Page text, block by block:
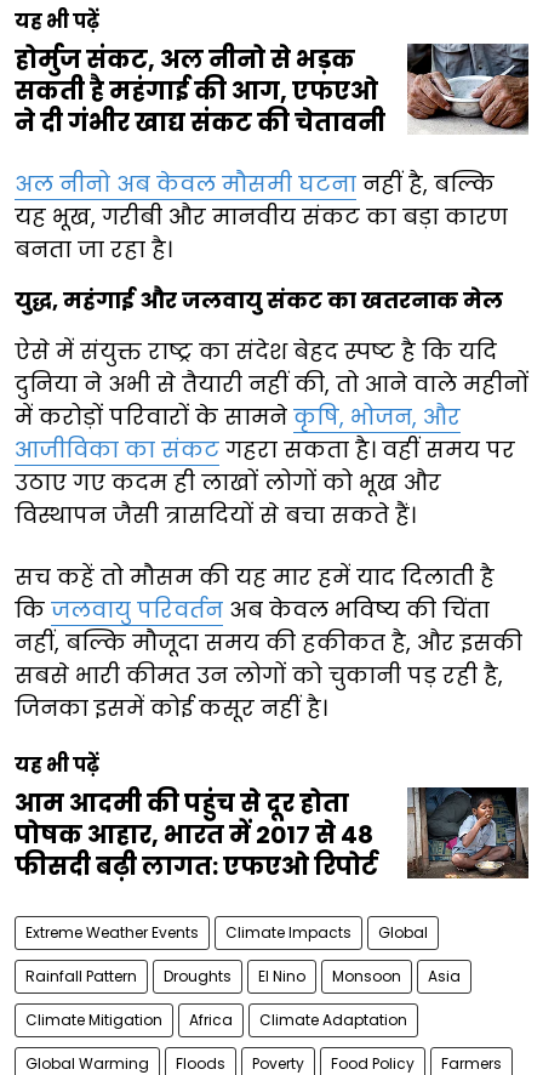
यह भी पढ़ें
होर्मुज संकट, अल नीनो से भड़क
सकती है महंगाई की आग, एफएओ
ने दी गंभीर खाद्य संकट की चेतावनी
अल नीनो अब केवल मौसमी घटना नहीं है, बल्कि
यह भूख, गरीबी और मानवीय संकट का बड़ा कारण
बनता जा रहा है।
युद्ध, महंगाई और जलवायु संकट का खतरनाक मेल
ऐसे में संयुक्त राष्ट्र का संदेश बेहद स्पष्ट है कि यदि
दुनिया ने अभी से तैयारी नहीं की, तो आने वाले महीनों
में करोड़ों परिवारों के सामने कृषि, भोजन, और
आजीविका का संकट गहरा सकता है। वहीं समय पर
उठाए गए कदम ही लाखों लोगों को भूख और
विस्थापन जैसी त्रासदियों से बचा सकते हैं।
सच कहें तो मौसम की यह मार हमें याद दिलाती है
कि जलवायु परिवर्तन अब केवल भविष्य की चिंता
नहीं, बल्कि मौजूदा समय की हकीकत है, और इसकी
सबसे भारी कीमत उन लोगों को चुकानी पड़ रही है,
जिनका इसमें कोई कसूर नहीं है।
यह भी पढ़ें
आम आदमी की पहुंच से दूर होता
पोषक आहार, भारत में 2017 से 48
फीसदी बढ़ी लागत: एफएओ रिपोर्ट
Extreme Weather Events Climate Impacts Global
Rainfall Pattern Droughts El Nino Monsoon Asia
Climate Mitigation Africa Climate Adaptation
Global Warming Floods Poverty Food Policy Farmers